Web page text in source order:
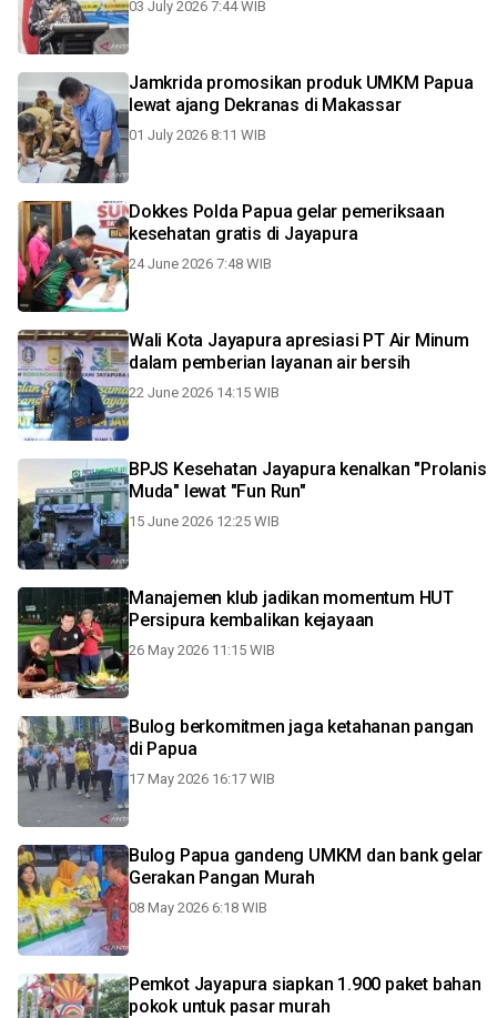
03 July 2026 7:44 WIB
Jamkrida promosikan produk UMKM Papua
lewat ajang Dekranas di Makassar
01 July 2026 8:11 WIB
Dokkes Polda Papua gelar pemeriksaan
kesehatan gratis di Jayapura
24 June 2026 7:48 WIB
Wali Kota Jayapura apresiasi PT Air Minum
dalam pemberian layanan air bersih
22 June 2026 14:15 WIB
BPJS Kesehatan Jayapura kenalkan "Prolanis
Muda" lewat "Fun Run"
15 June 2026 12:25 WIB
Manajemen klub jadikan momentum HUT
Persipura kembalikan kejayaan
26 May 2026 11:15 WIB
Bulog berkomitmen jaga ketahanan pangan
di Papua
17 May 2026 16:17 WIB
Bulog Papua gandeng UMKM dan bank gelar
Gerakan Pangan Murah
08 May 2026 6:18 WIB
Pemkot Jayapura siapkan 1.900 paket bahan
pokok untuk pasar murah